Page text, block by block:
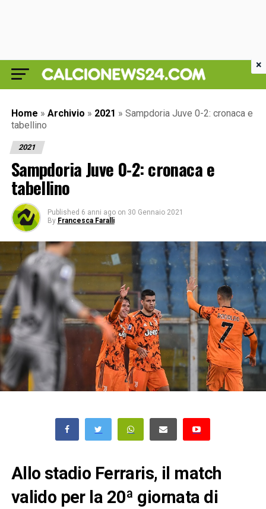
Home » Archivio » 2021 » Sampdoria Juve 0-2: cronaca e
tabellino
2021
Sampdoria Juve 0-2: cronaca e
tabellino
Published 6 anni ago on 30 Gennaio 2021
By Francesca Faralli
Allo stadio Ferraris, il match
valido per la 20ª giornata di
×